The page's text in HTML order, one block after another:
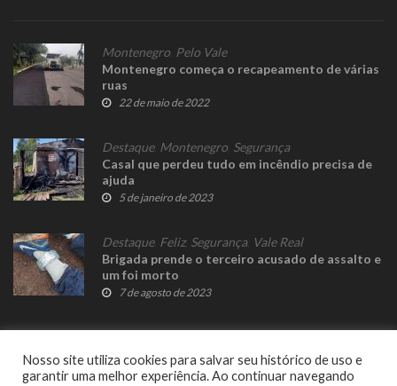
Montenegro Pelo Vale
Montenegro começa o recapeamento de várias
ruas
22 de maio de 2022
Destaque, Montenegro Segurança
Casal que perdeu tudo em incêndio precisa de
ajuda
5 de janeiro de 2023
Destaque, Feliz, Segurança, Vale Real
Brigada prende o terceiro acusado de assalto e
um foi morto
7 de agosto de 2023
Nosso site utiliza cookies para salvar seu histórico de uso e
garantir uma melhor experiência. Ao continuar navegando